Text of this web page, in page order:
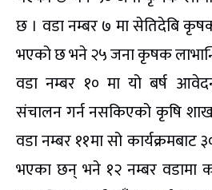
छ । वडा नम्बर ७ मा सेतिदेबि
भएको छ भने २५ जना कृषक
वडा नम्बर १० मा यो बर्ष
संचालन गर्न नसकिएको कृषि
वडा नम्बर ११मा सो
भएका छन् भने १२ नम्बर वडामा